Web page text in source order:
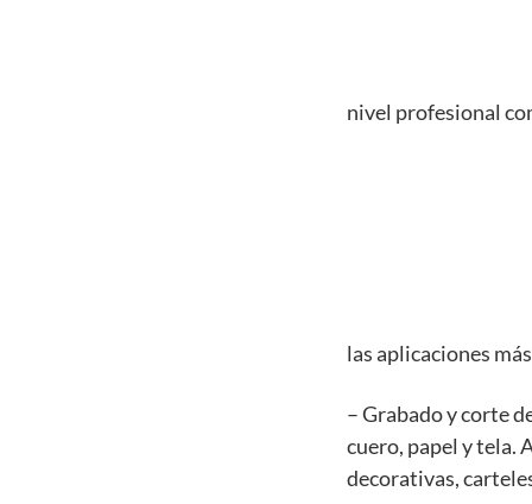
nivel profesional
las aplicaciones
– Grabado y corte
cuero, papel y tela.
decorativas,